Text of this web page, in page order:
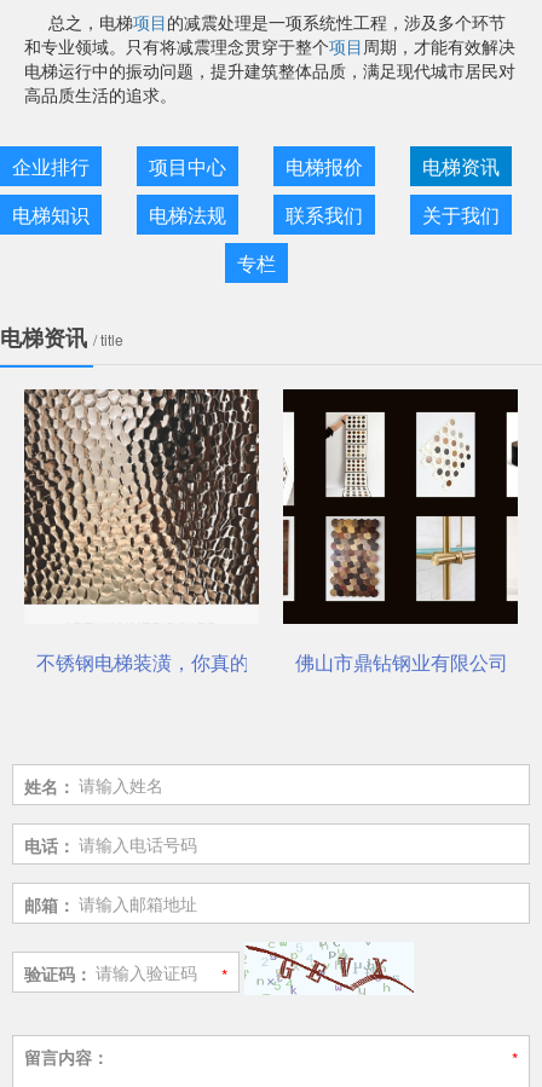
总之，电梯项目的减震处理是一项系统性工程，涉及多个环节
和专业领域。只有将减震理念贯穿于整个项目周期，才能有效解决
电梯运行中的振动问题，提升建筑整体品质，满足现代城市居民对
高品质生活的追求。
企业排行 项目中心 电梯报价
电梯资讯
电梯知识
电梯法规 联系我们
关于我们
专栏
电梯资讯 / title
不锈钢电梯装潢，你真的选对了吗？佛山市鼎钻钢业有限公司，
姓名：
电话：
邮箱：
验证码：
留言内容：